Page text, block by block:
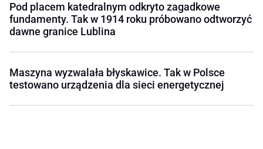
Pod placem katedralnym odkryto zagadkowe
fundamenty. Tak w 1914 roku próbowano odtworzyć
dawne granice Lublina
Maszyna wyzwalała błyskawice. Tak w Polsce
testowano urządzenia dla sieci energetycznej